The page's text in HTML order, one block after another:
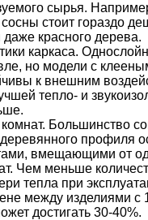
сырья.
стоит гораздо
даже красного дерева.
каркаса.
но модели с
к внешним
тепло- и
комнат. Большинство
профиля
вмещающими от
Чем меньше
тепла при
между изделиями с
достигать 30-40%.